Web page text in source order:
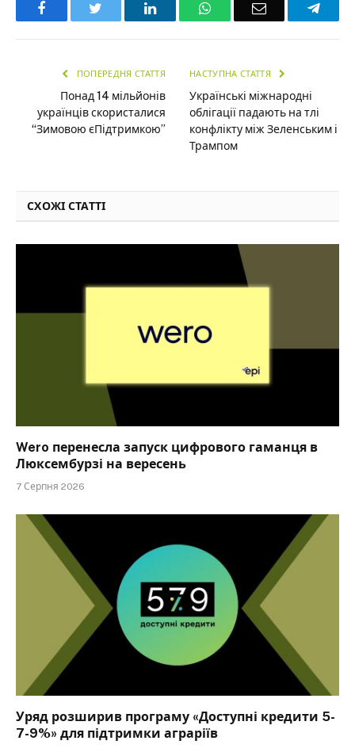
Facebook LinkedInWhatsAppEmail
ПОПЕРЕДНЯ СТАТТЯ
Понад 14 мільйонів
українців скористалися
“Зимовою єПідтримкою”
НАСТУПНА СТАТТЯ
Українські міжнародні
облігації падають на тлі
конфлікту між Зеленським і
Трампом
СХОЖІ СТАТТІ
Wero перенесла запуск цифрового гаманця в
Люксембурзі на вересень
7 Серпня 2026
Уряд розширив програму «Доступні кредити 5-
7-9%» для підтримки аграріїв